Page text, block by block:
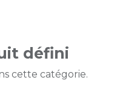
défini
cette catégorie.